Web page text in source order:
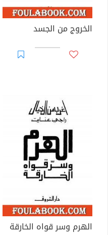
الخروج من الجسد
الهرم وسر قواه الخارقة